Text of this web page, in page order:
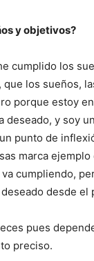
y objetivos?
cumplido los
que los sueños,
porque estoy
deseado, y soy
punto de
marca
cumpliendo,
desde el
pues
preciso.